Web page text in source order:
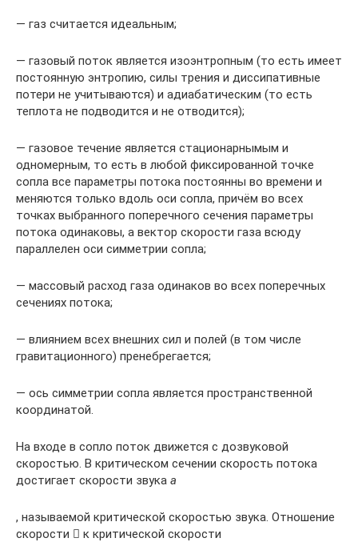
— газ считается идеальным;
— газовый поток является изоэнтропным (то есть имеет
постоянную энтропию, силы трения и диссипативные
потери не учитываются) и адиабатическим (то есть
теплота не подводится и не отводится);
— газовое течение является стационарнымым и
одномерным, то есть в любой фиксированной точке
сопла все параметры потока постоянны во времени и
меняются только вдоль оси сопла, причём во всех
точках выбранного поперечного сечения параметры
потока одинаковы, а вектор скорости газа всюду
параллелен оси симметрии сопла;
— массовый расход газа одинаков во всех поперечных
сечениях потока;
— влиянием всех внешних сил и полей (в том числе
гравитационного) пренебрегается;
— ось симметрии сопла является пространственной
координатой.
На входе в сопло поток движется с дозвуковой
скоростью. В критическом сечении скорость потока
достигает скорости звука a
, называемой критической скоростью звука. Отношение
скорости  к критической скорости